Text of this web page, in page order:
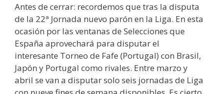
Antes de cerrar: recordemos que tras la disputa
de la 22ª Jornada nuevo parón en la Liga. En esta
ocasión por las ventanas de Selecciones que
España aprovechará para disputar el
interesante Torneo de Fafe (Portugal) con Brasil,
Japón y Portugal como rivales. Entre marzo y
abril se van a disputar solo seis jornadas de Liga